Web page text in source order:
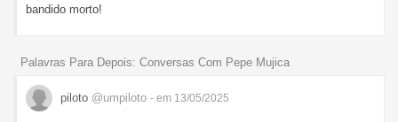
bandido morto!
Palavras Para Depois: Conversas Com Pepe Mujica
piloto @umpiloto - em 13/05/2025